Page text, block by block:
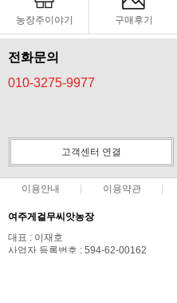
농장주이야기 구매후기
전화문의
010-3275-9977
고객센터 연결
이용안내 이용약관
여주게걸무씨앗농장
대표 : 이재호
사업자 등록번호 : 594-62-00162